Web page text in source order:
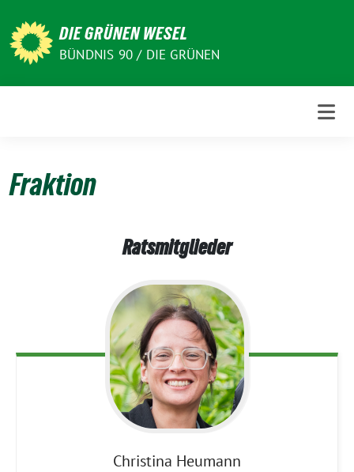
zum
Inhalt
DIE GRÜNEN WESEL
BÜNDNIS 90 / DIE GRÜNEN
Fraktion
Ratsmitglieder
Christina Heumann